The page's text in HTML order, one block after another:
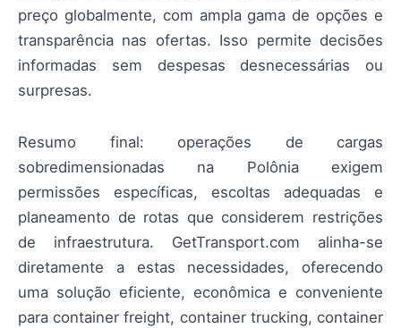
preço globalmente, com ampla gama de opções e
transparência nas ofertas. Isso permite decisões
informadas sem despesas desnecessárias ou
surpresas.
Resumo final: operações de cargas
sobredimensionadas na Polônia exigem
permissões específicas, escoltas adequadas e
planeamento de rotas que considerem restrições
de infraestrutura. GetTransport.com alinha-se
diretamente a estas necessidades, oferecendo
uma solução eficiente, econômica e conveniente
para container freight, container trucking, container